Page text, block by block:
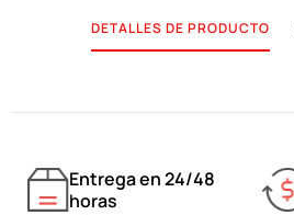
DETALLES DE PRODUCTO
Entrega en 24/48
horas